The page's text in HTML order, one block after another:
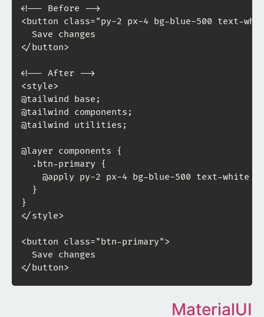
<!-- Before -->
<button class="py-2 px-4 bg-blue-500 text-
  Save changes
</button>
<!-- After -->
<style>
@tailwind base;
@tailwind components;
@tailwind utilities;
@layer components {
  .btn-primary {
@apply py-2 px-4 bg-blue-500 text-white
  }
}
</style>
<button class="btn-primary">
  Save changes
</button>
MaterialUI